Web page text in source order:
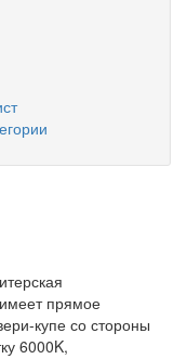
прямое
купе со стороны
6000K,